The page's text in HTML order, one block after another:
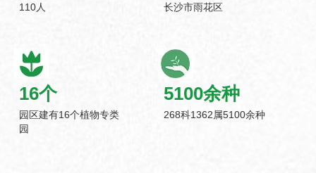
110人
长沙市雨花区
16个
园区建有16个植物专类
园
5100余种
268科1362属5100余种